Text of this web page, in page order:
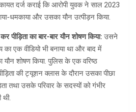
दर्ज कराई कि आरोपी युवक ने साल 2023
धमकाया और उसका यौन उत्पीड़न किया.
पीड़िता का बार-बार यौन शोषण किया: उसने
एक वीडियो भी बनाया था और बाद में
शोषण किया. पुलिस के एक वरिष्ठ
की ट्यूशन क्लास के दौरान उसका पीछा
तथा उसके परिवार के सदस्यों को गंभीर
थी.